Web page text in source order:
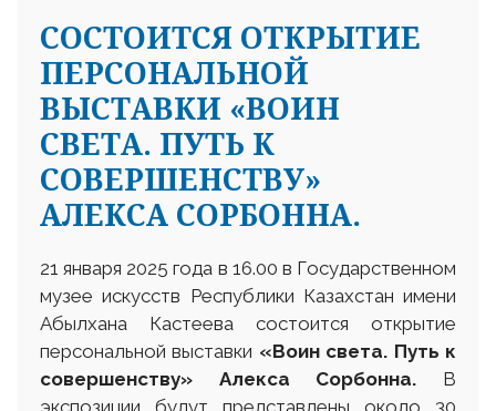
СОСТОИТСЯ ОТКРЫТИЕ
ПЕРСОНАЛЬНОЙ
ВЫСТАВКИ «ВОИН
СВЕТА. ПУТЬ К
СОВЕРШЕНСТВУ»
АЛЕКСА СОРБОННА.
21 января 2025 года в 16.00 в Государственном
музее искусств Республики Казахстан имени
Абылхана Кастеева состоится открытие
персональной выставки «Воин света. Путь к
совершенству» Алекса Сорбонна. В
экспозиции будут представлены около 30